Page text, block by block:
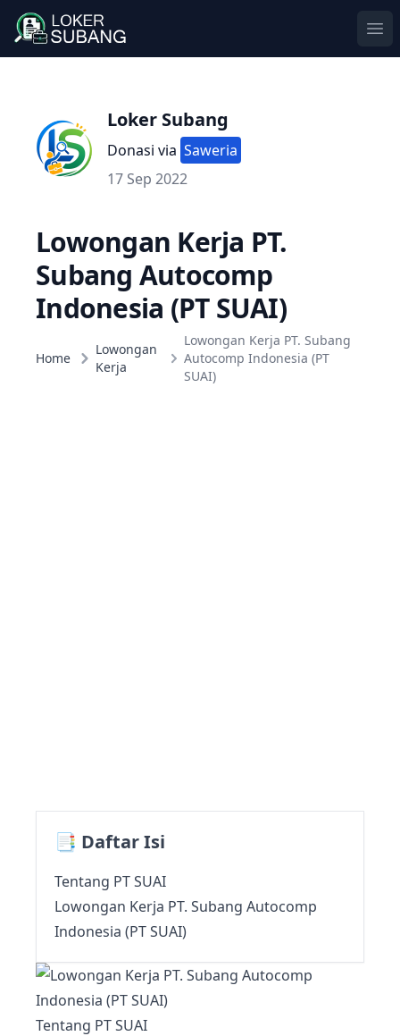
Loker Subang
Donasi via Saweria
17 Sep 2022
Lowongan Kerja PT.
Subang Autocomp
Indonesia (PT SUAI)
Home
Lowongan
Kerja
Lowongan Kerja PT. Subang
Autocomp Indonesia (PT
SUAI)
📑 Daftar Isi
Tentang PT SUAI
Lowongan Kerja PT. Subang Autocomp
Indonesia (PT SUAI)
Tentang PT SUAI